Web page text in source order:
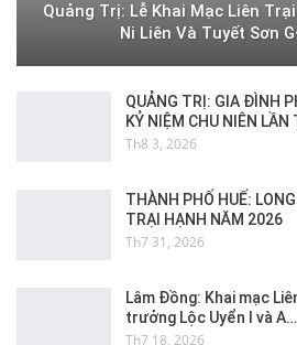
Quảng Trị: Lễ Khai Mạc Liên
Ni Liên Và Tuyết Sơn
QUẢNG TRỊ: GIA ĐÌNH
KỶ NIỆM CHU NIÊN LẦN
Th8 3, 2026
THÀNH PHỐ HUẾ:
TRẠI HẠNH NĂM 2026
Th7 31, 2026
Lâm Đồng: Khai mạc
trưởng Lộc Uyển I và A…
Th7 18, 2026